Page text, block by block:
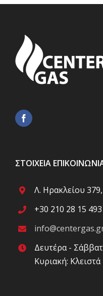
ΣΤΟΙΧΕΊΑ
Λ. Ηρακλείου
+30 210 28 15 493
Δευτέρα -
Κυριακή: Κλειστά